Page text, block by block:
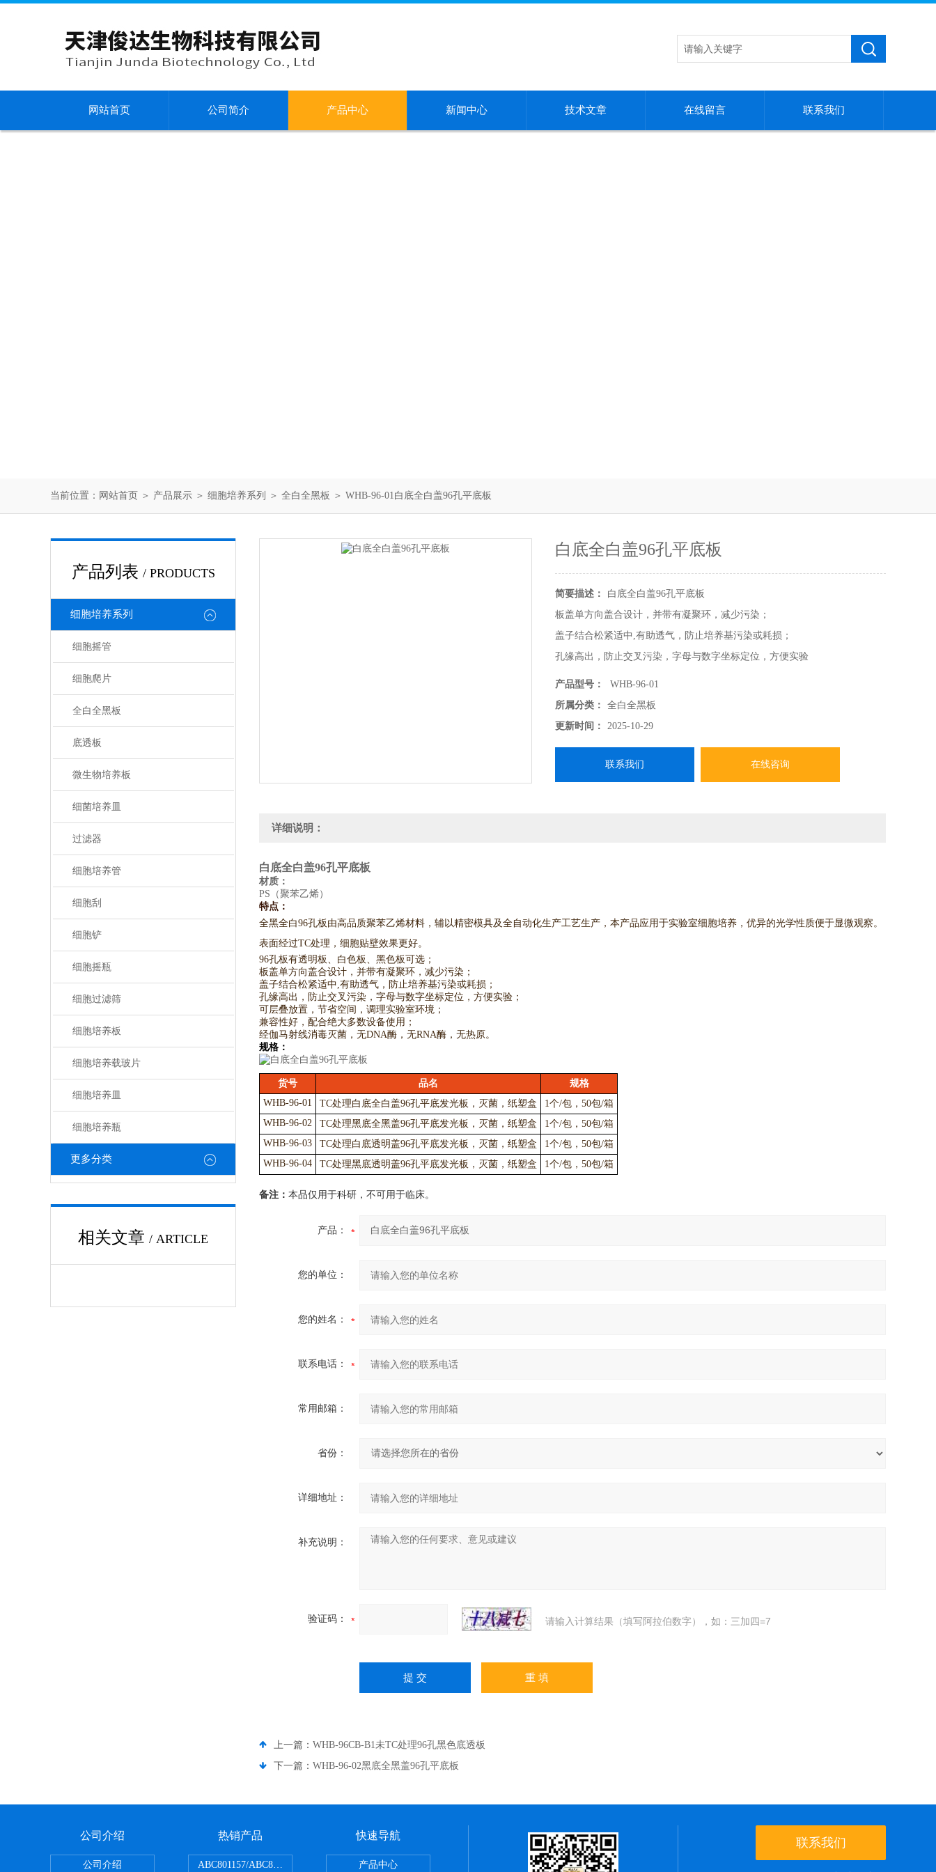
网站首页 公司简介 产品中心 新闻中心 技术文章 在线留言 联系我们
当前位置： 网站首页 ＞ 产品展示 ＞ 细胞培养系列 ＞ 全白全黑板 ＞ WHB-96-01白底全白盖96孔平底板
产品列表 / PRODUCTS
细胞培养系列
细胞摇管
细胞爬片
全白全黑板
底透板
微生物培养板
细菌培养皿
过滤器
细胞培养管
细胞刮
细胞铲
细胞摇瓶
细胞过滤筛
细胞培养板
细胞培养载玻片
细胞培养皿
细胞培养瓶
更多分类
相关文章 / ARTICLE
白底全白盖96孔平底板
简要描述：
白底全白盖96孔平底板
板盖单方向盖合设计，并带有凝聚环，减少污染；
盖子结合松紧适中,有助透气，防止培养基污染或耗损；
孔缘高出，防止交叉污染，字母与数字坐标定位，方便实验
产品型号：
WHB-96-01
所属分类：
全白全黑板
更新时间：
2025-10-29
联系我们 在线咨询
详细说明：
白底全白盖96孔平底板
材质：
PS（聚苯乙烯）
特点：
全黑全白96孔板由高品质聚苯乙烯材料，辅以精密模具及全自动化生产工艺生产，本产品应用于实验室细胞培养，优异的光学性质便于显微观察。
表面经过TC处理，细胞贴壁效果更好。
96孔板有透明板、白色板、黑色板可选；
板盖单方向盖合设计，并带有凝聚环，减少污染；
盖子结合松紧适中,有助透气，防止培养基污染或耗损；
孔缘高出，防止交叉污染，字母与数字坐标定位，方便实验；
可层叠放置，节省空间，调理实验室环境；
兼容性好，配合绝大多数设备使用；
经伽马射线消毒灭菌，无DNA酶，无RNA酶，无热原。
规格：
货号 品名
规格
WHB-96-01
TC处理白底全白盖96孔平底发光板，灭菌，纸塑盒
1个/包，50包/箱
WHB-96-02
TC处理黑底全黑盖96孔平底发光板，灭菌，纸塑盒
1个/包，50包/箱
WHB-96-03
TC处理白底透明盖96孔平底发光板，灭菌，纸塑盒
1个/包，50包/箱
WHB-96-04
TC处理黑底透明盖96孔平底发光板，灭菌，纸塑盒 1个/包，50包/箱
备注： 本品仅用于科研，不可用于临床。
产品：
您的单位：
您的姓名：
联系电话：
常用邮箱：
省份：
详细地址：
补充说明：
验证码： 请输入计算结果（填写阿拉伯数字），如：三加四=7
上一篇： WHB-96CB-B1未TC处理96孔黑色底透板
下一篇： WHB-96-02黑底全黑盖96孔平底板
公司介绍
公司介绍
热销产品
ABC801157/ABC801506ABC常规离心管
快速导航
产品中心
联系我们